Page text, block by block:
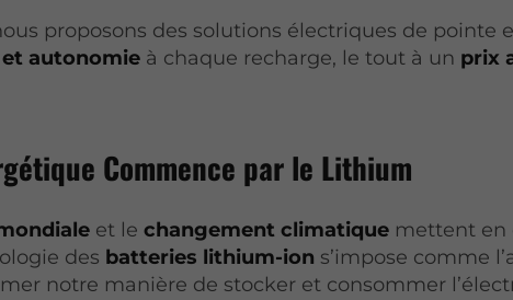
proposons des solutions électriques de pointe
autonomie à chaque recharge, le tout à un prix
Commence par le Lithium
et lechangement climatique mettent en
des batteries lithium-ion s’impose comme
notre manière de stocker et consommer